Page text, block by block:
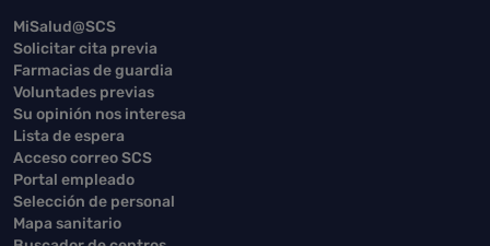
MiSalud@SCS
Solicitar cita previa
Farmacias de guardia
Voluntades previas
Su opinión nos interesa
Lista de espera
Acceso correo SCS
Portal empleado
Selección de personal
Mapa sanitario